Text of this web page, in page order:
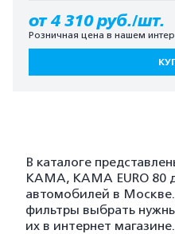
от 4 310 руб./шт.
Розничная цена в нашем
В каталоге
KAMA, KAMA EURO 80
автомобилей в
фильтры выбрать
их в интернет